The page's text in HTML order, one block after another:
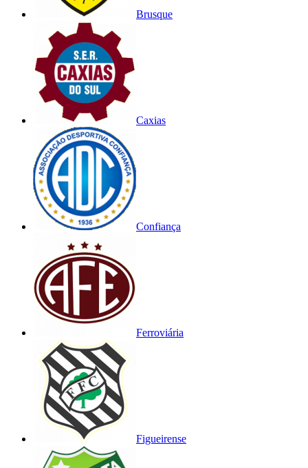
Brusque
Caxias
Confiança
Ferroviária
Figueirense